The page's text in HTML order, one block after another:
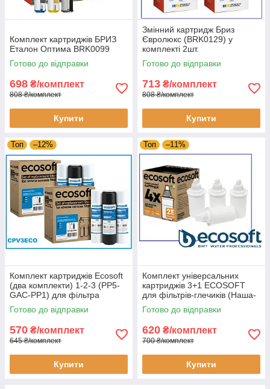
Комплект картриджів БРИЗ
Еталон Оптима BRK0099
Готово до відправки
698 ₴/комплект
808 ₴/комплект
Купити
Змінний картридж Бриз
Євролюкс (BRK0129) у
комплекті 2шт.
Готово до відправки
713 ₴/комплект
808 ₴/комплект
Купити
Топ –12%
Комплект картриджів Ecosoft
(два комплекти) 1-2-3 (PP5-
GAC-PP1) для фільтра
зворотного осмосу
(CPV3ECOSTD)
Готово до відправки
570 ₴/комплект
645 ₴/комплект
Купити
Топ –11%
Комплект універсальних
картриджів 3+1 ECOSOFT
для фільтрів-глечиків (Наша-
вода) CRVKABN4ECO
Готово до відправки
620 ₴/комплект
700 ₴/комплект
Купити